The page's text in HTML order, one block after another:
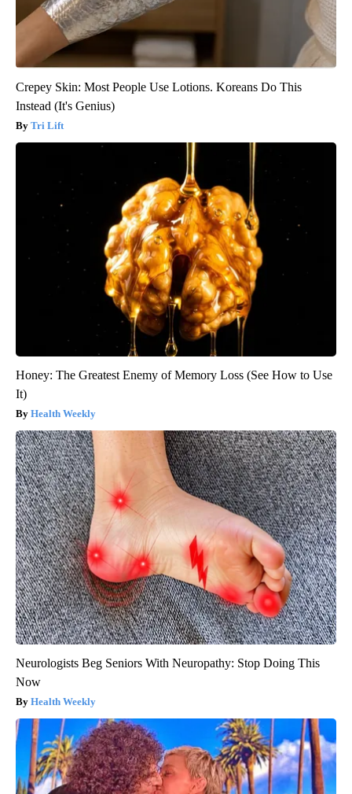
Crepey Skin: Most People Use Lotions. Koreans Do This
Instead (It's Genius)
Tri Lift
Honey: The Greatest Enemy of Memory Loss (See How to Use
It)
Health Weekly
Neurologists Beg Seniors With Neuropathy: Stop Doing This
Now
Health Weekly